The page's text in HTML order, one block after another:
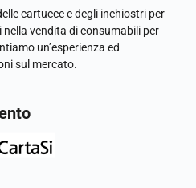
cartucce e degli inchiostri per
vendita di consumabili per
un’esperienza ed
sul mercato.